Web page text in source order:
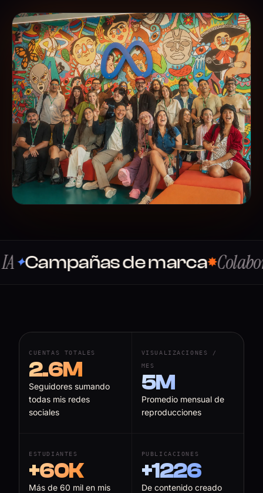
de marca✸Colaboraciones
CUENTAS TOTALES
2.6M
Seguidores sumando
todas mis redes
sociales
VISUALIZACIONES /
MES
5M
Promedio mensual de
reproducciones
ESTUDIANTES
+60K
Más de 60 mil en mis
PUBLICACIONES
+1226
De contenido creado